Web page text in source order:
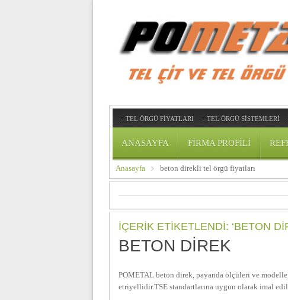
TEL ÖRGÜ FİYATLARI TEL ÖRGÜ SİSTEMLERİ
ANASAYFA FIRMA PROFILI
Anasayfa beton direkli tel örgü fiyatları
İÇERIK ETIKETLENDI: ‘BETON
BETON DIREK
POMETAL beton direk, payanda ölçüleri ve
etriyellidir.TSE standartlarına uygun olarak imal